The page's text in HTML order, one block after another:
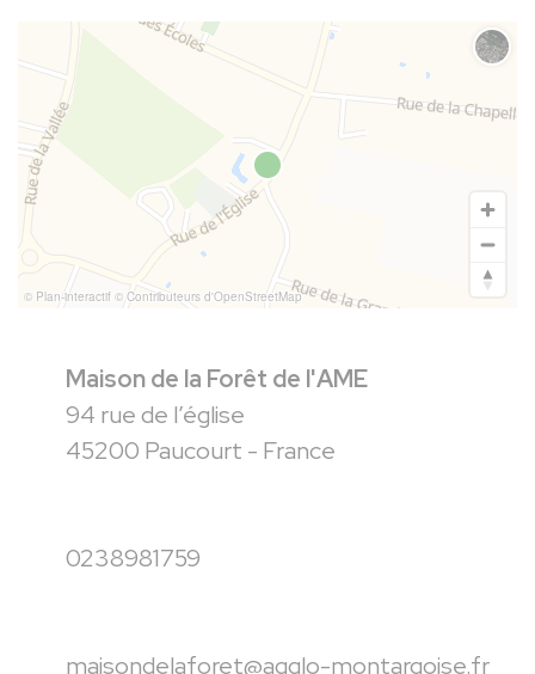
© Plan-interactif © Contributeurs d'OpenStreetMap
Maison de la Forêt de l'AME
94 rue de l’église
45200 Paucourt - France
0238981759
maisondelaforet@agglo-montargoise.fr